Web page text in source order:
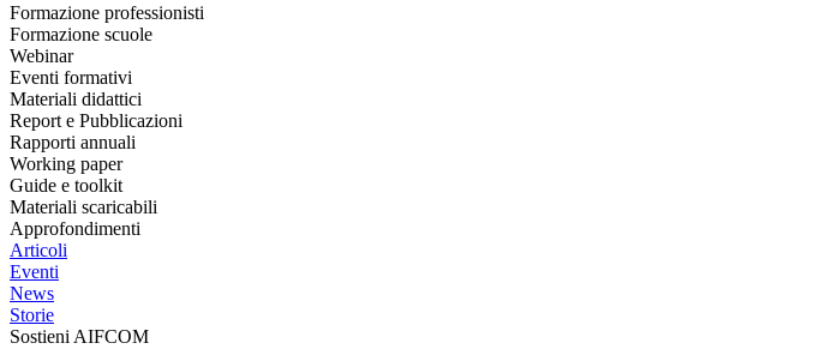
Formazione professionisti
Formazione scuole
Webinar
Eventi formativi
Materiali didattici
Report e Pubblicazioni
Rapporti annuali
Working paper
Guide e toolkit
Materiali scaricabili
Approfondimenti
Articoli
Eventi
News
Storie
Sostieni AIFCOM